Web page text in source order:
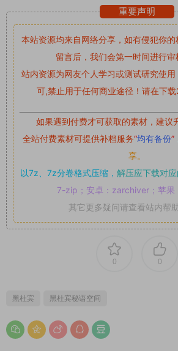
重要声明
本站资源均来自网络分享，如有侵犯你
留言后，我们会第一时间进行审
站内资源为网友个人学习或测试研究使
可,禁止用于任何商业途径！请在下载
如果遇到付费才可获取的素材，建议
全站付费素材可提供补档服务“均有备份”
享。
以7z、7z分卷格式压缩， 解压应下载对应
7-zip；安卓：zarchiver；苹果
其它更多疑问请查看站内帮
0 0
黑杜宾 黑杜宾秘语空间